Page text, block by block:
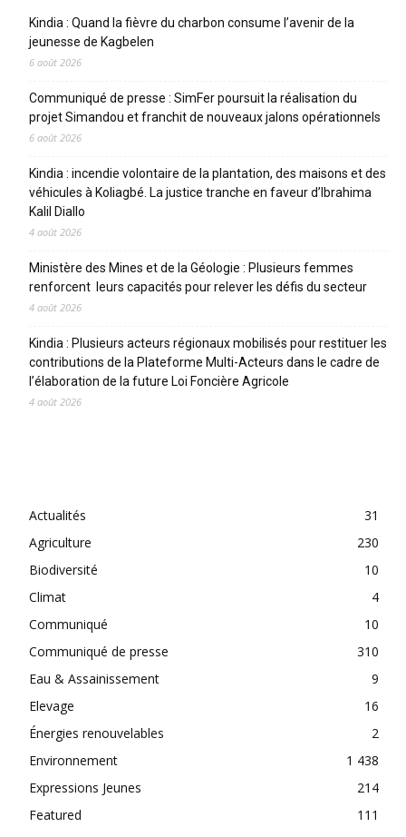
Kindia : Quand la fièvre du charbon consume l’avenir de la
jeunesse de Kagbelen
6 août 2026
Communiqué de presse : SimFer poursuit la réalisation du
projet Simandou et franchit de nouveaux jalons opérationnels
6 août 2026
Kindia : incendie volontaire de la plantation, des maisons et des
véhicules à Koliagbé. La justice tranche en faveur d’Ibrahima
Kalil Diallo
4 août 2026
Ministère des Mines et de la Géologie : Plusieurs femmes
renforcent leurs capacités pour relever les défis du secteur
4 août 2026
Kindia : Plusieurs acteurs régionaux mobilisés pour restituer les
contributions de la Plateforme Multi-Acteurs dans le cadre de
l’élaboration de la future Loi Foncière Agricole
4 août 2026
Actualités
31
Agriculture
230
Biodiversité
10
Climat
4
Communiqué
10
Communiqué de presse
310
Eau & Assainissement
9
Elevage
16
Énergies renouvelables
2
Environnement
1 438
Expressions Jeunes
214
Featured
111